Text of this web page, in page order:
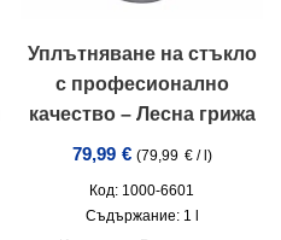
Уплътняване на стъкло
с професионално
качество – Лесна грижа
79,99 € (79,99 €/ )
Код: 1000-6601
Съдържание: 1 l